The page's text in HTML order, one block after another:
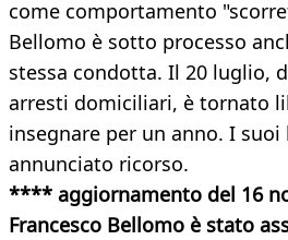
come comportamento
Bellomo è sotto processo
stessa condotta. Il 20 luglio,
arresti domiciliari, è tornato
insegnare per un anno. I suoi
annunciato ricorso.
**** aggiornamento del 16
Francesco Bellomo è stato